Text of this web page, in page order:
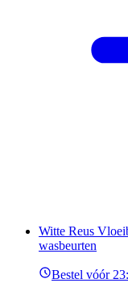
Witte Reus
wasbeurten
Bestel vóór